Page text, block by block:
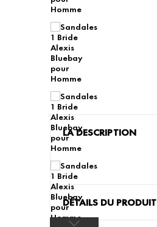
LA DESCRIPTION
DÉTAILS DU PRODUIT